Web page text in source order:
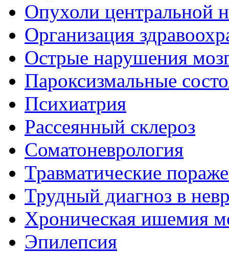
Опухоли центральной
Организация
Острые нарушения
Пароксизмальные
Психиатрия
Рассеянный склероз
Соматоневрология
Травматические
Трудный диагноз в
Хроническая ишемия
Эпилепсия